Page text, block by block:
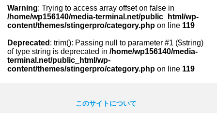
Warning: Trying to access array offset on false in
/home/wp156140/media-terminal.net/public_html/wp-
content/themes/stingerpro/category.php on line 119
Deprecated : trim(): Passing null to parameter #1 ($string)
of type string is deprecated in /home/wp156140/media-
terminal.net/public_html/wp-
content/themes/stingerpro/category.php on line 119
このサイトについて